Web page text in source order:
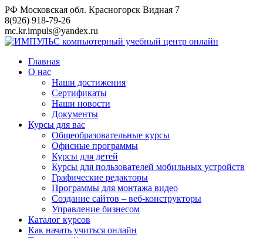
Перейти
к
контенту
РФ Московская обл. Красногорск Видная 7
8(926) 918-79-26
mc.kr.impuls@yandex.ru
Главная
О нас
Наши достижения
Сертификаты
Наши новости
Документы
Курсы для вас
Общеобразовательные курсы
Офисные программы
Курсы для детей
Курсы для пользователей мобильных устройств
Графические редакторы
Программы для монтажа видео
Создание сайтов – веб-конструкторы
Управление бизнесом
Каталог курсов
Как начать учиться онлайн